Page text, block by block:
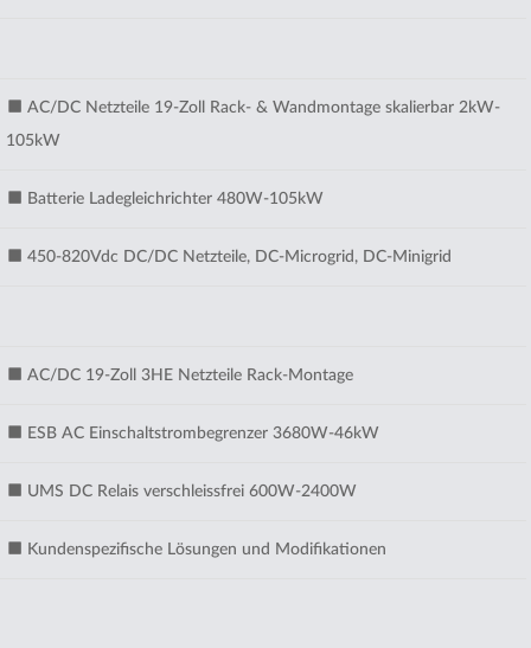
AC/DC Netzteile 19-Zoll Rack- & Wandmontage skalierbar 2kW-
105kW
Batterie Ladegleichrichter 480W-105kW
450-820Vdc DC/DC Netzteile, DC-Microgrid, DC-Minigrid
AC/DC 19-Zoll 3HE Netzteile Rack-Montage
ESB AC Einschaltstrombegrenzer 3680W-46kW
UMS DC Relais verschleissfrei 600W-2400W
Kundenspezifische Lösungen und Modifikationen